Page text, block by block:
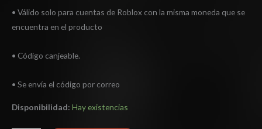
• Válido solo para cuentas de Roblox con la misma moneda que se
encuentra en el producto
• Código canjeable.
• Se envía el código por correo
Disponibilidad: Hay existencias